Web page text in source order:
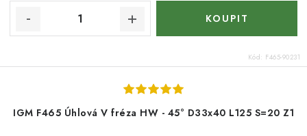
Kód: F465-90231
IGM F465 Úhlová V fréza HW - 45° D33x40 L125 S=20 Z1